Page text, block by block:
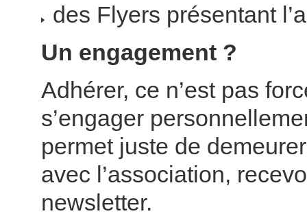
des Flyers présentant
Un engagement ?
Adhérer, ce n’est pas
s’engager
permet juste de
avec l’association,
newsletter.